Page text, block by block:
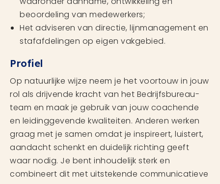
beoordeling van medewerkers;
Het adviseren van directie, lijnmanagement en
stafafdelingen op eigen vakgebied.
Profiel
Op natuurlijke wijze neem je het voortouw in jouw
rol als drijvende kracht van het Bedrijfsbureau-
team en maak je gebruik van jouw coachende
en leidinggevende kwaliteiten. Anderen werken
graag met je samen omdat je inspireert, luistert,
aandacht schenkt en duidelijk richting geeft
waar nodig. Je bent inhoudelijk sterk en
combineert dit met uitstekende communicatieve